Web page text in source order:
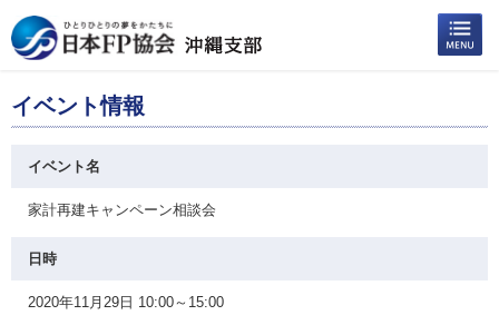
イベント情報
イベント名
家計再建キャンペーン相談会
日時
2020年11月29日 10:00～15:00